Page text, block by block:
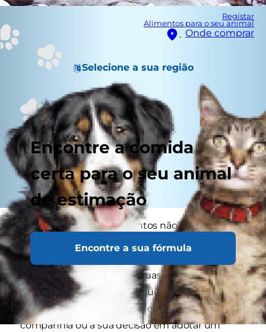
Registar
Alimentos para o seu animal
Onde comprar
Selecione a sua região
Encontre a comida
certa para o seu animal
de estimação
Encontre a sua fórmula
Gatos e cães a viverem juntos não é
necessariamente um sinal do fim do mundo. Na
realidade, estas suas espécies podem dar-se
bastante bem apesar das suas diferenças
significativas. Mas como é que essas diferenças
podem afetar a sua relação com o seu animal de
companhia ou a sua decisão em adotar um